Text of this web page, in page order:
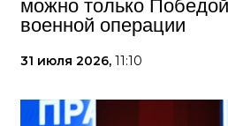
можно только
военной операции
31 июля 2026, 11:10